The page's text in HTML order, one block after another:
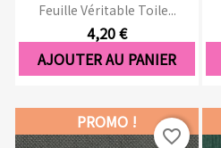
Feuille Véritable Toile...
4,20 €
AJOUTER AU PANIER
PROMO !
favorite_border